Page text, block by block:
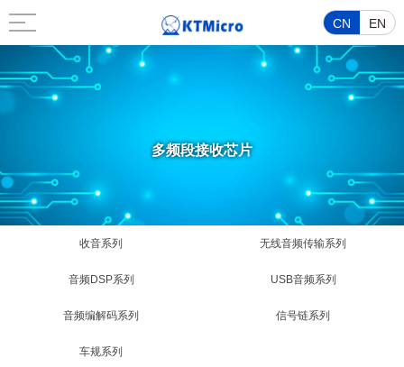
CN EN
多频段接收芯片
收音系列 无线音频传输系列
音频DSP系列 USB音频系列
音频编解码系列 信号链系列
车规系列